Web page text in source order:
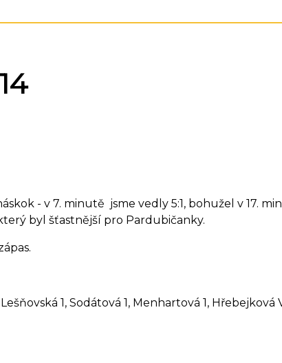
- v 7. minutě jsme vedly 5:1, bohužel v 17.
byl šťastnější pro Pardubičanky.
1, Sodátová 1, Menhartová 1, Hřebejková